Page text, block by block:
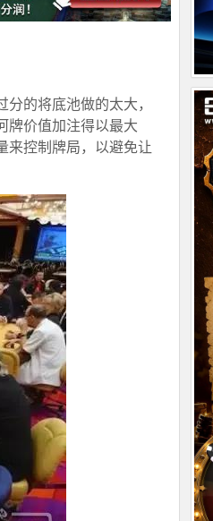
的将底池做的太大，
牌价值加注得以最大
来控制牌局，以避免让